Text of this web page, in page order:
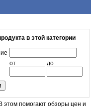
в этой категории
от до
этом помогают обзоры цен и